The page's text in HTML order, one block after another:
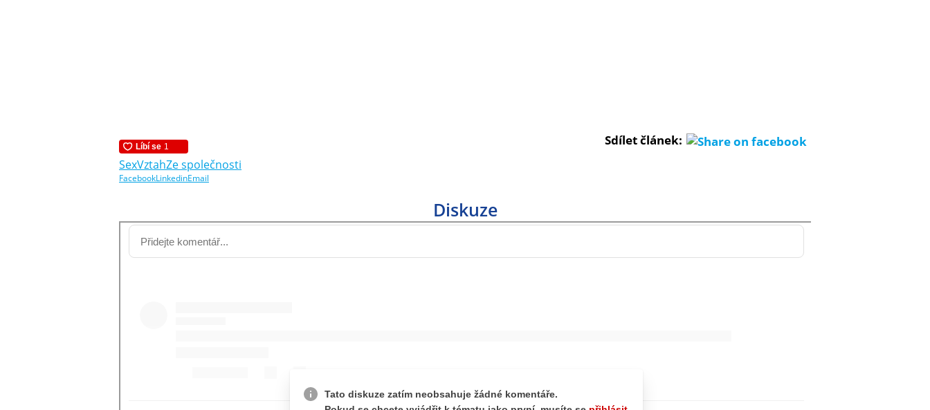
Sdílet článek:
SexVztahZe společnosti
FacebookLinkedinEmail
Diskuze